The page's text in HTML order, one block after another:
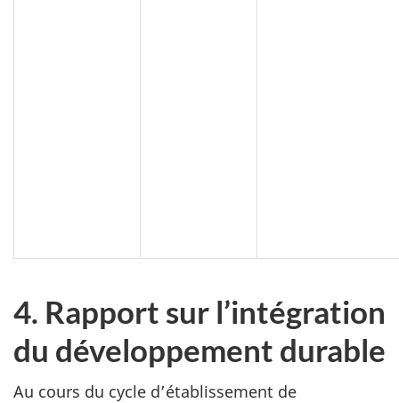
4. Rapport sur l’intégration
du développement durable
Au cours du cycle d’établissement de